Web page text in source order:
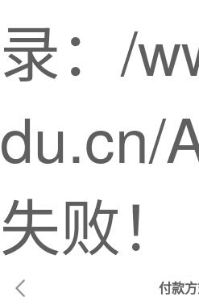
录：/
du.cn/
失败！
付款